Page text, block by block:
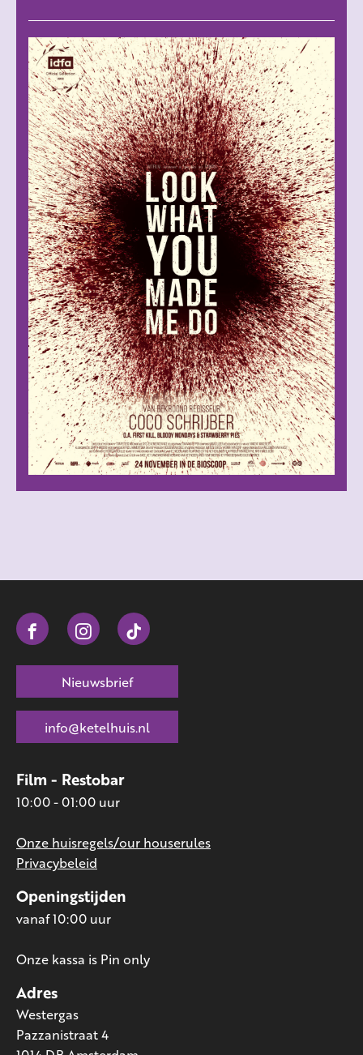
Adres
Westergas
Pazzanistraat 4
Openingstijden
vanaf 10:00 uur
Onze kassa is Pin only
Film - Restobar
10:00 - 01:00 uur
Onze huisregels/our houserules
Privacybeleid
Nieuwsbrief
info@ketelhuis.nl